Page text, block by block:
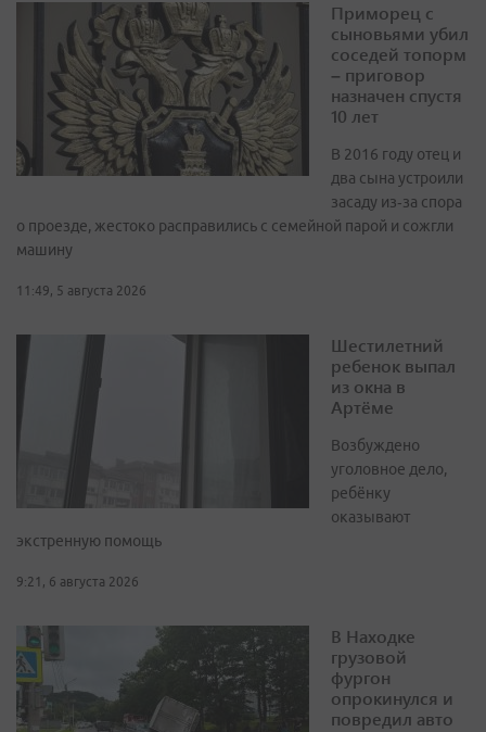
Приморец с
сыновьями убил
соседей топорм
– приговор
назначен спустя
10 лет
В 2016 году отец и
два сына устроили
засаду из‑за спора
о проезде, жестоко расправились с семейной парой и сожгли
машину
11:49, 5 августа 2026
Шестилетний
ребенок выпал
из окна в
Артёме
Возбуждено
уголовное дело,
ребёнку
оказывают
экстренную помощь
9:21, 6 августа 2026
В Находке
грузовой
фургон
опрокинулся и
повредил авто